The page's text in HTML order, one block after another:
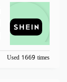
Used 1669 times